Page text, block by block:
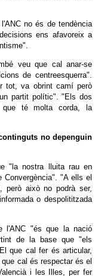
no és de tendència
ens afavoreix a
veu que cal anar-se
de centreesquerra".
tot, va obrint camí però
partit polític". "Els dos
que té molta corda, la
no depenguin
"la nostra lluita rau en
Convergència". "A ells el
però això no podrà ser,
o despolititzada
l'ANC "és que la nació
de la base que "els
que cal fer és articular,
cal és respectar és el
i les Illes, per fer